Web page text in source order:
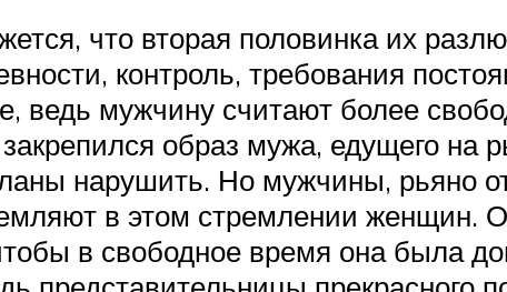
что вторая половинка их
контроль, требования
ведь мужчину считают более
образ мужа, едущего на
нарушить. Но мужчины, рьяно
в этом стремлении женщин.
в свободное время она была